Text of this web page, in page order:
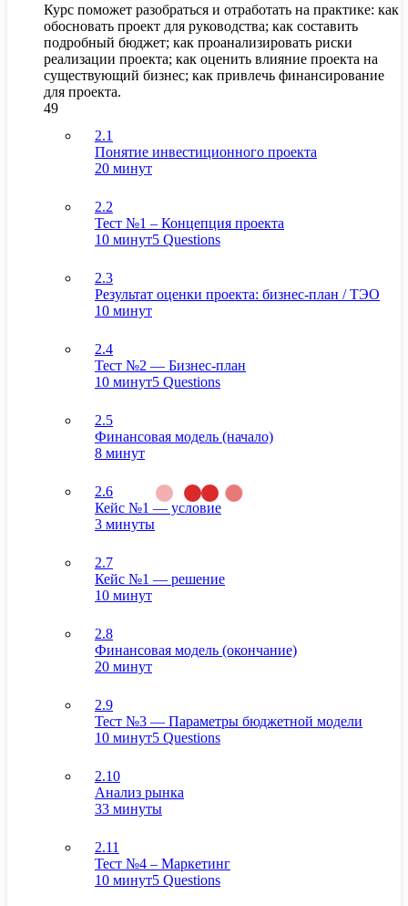
Курс поможет разобраться и отработать на практике: как
обосновать проект для руководства; как составить
подробный бюджет; как проанализировать риски
реализации проекта; как оценить влияние проекта на
существующий бизнес; как привлечь финансирование
для проекта.
49
2.1
Понятие инвестиционного проекта
20 минут
2.2
Тест №1 – Концепция проекта
10 минут5 Questions
2.3
Результат оценки проекта: бизнес-план / ТЭО
10 минут
2.4
Тест №2 — Бизнес-план
10 минут5 Questions
2.5
Финансовая модель (начало)
8 минут
2.6
Кейс №1 — условие
3 минуты
2.7
Кейс №1 — решение
10 минут
2.8
Финансовая модель (окончание)
20 минут
2.9
Тест №3 — Параметры бюджетной модели
10 минут5 Questions
2.10
Анализ рынка
33 минуты
2.11
Тест №4 – Маркетинг
10 минут5 Questions